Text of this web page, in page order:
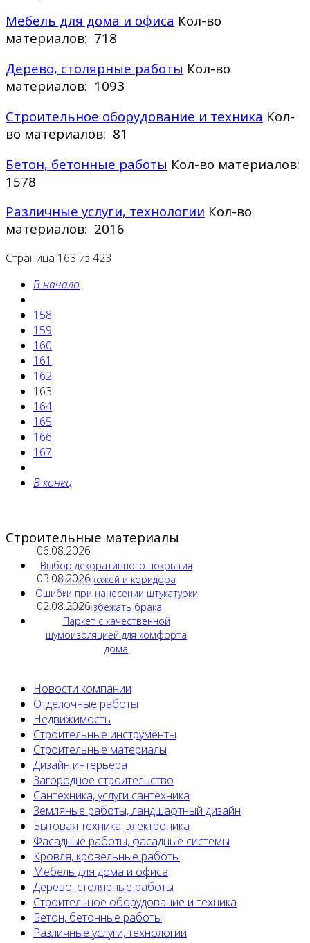
Мебель для дома и офиса Кол-во
материалов: 718
Дерево, столярные работы Кол-во
материалов: 1093
Строительное оборудование и техника Кол-
во материалов: 81
Бетон, бетонные работы Кол-во материалов:
1578
Различные услуги, технологии Кол-во
материалов: 2016
Страница 163 из 423
В начало
158
159
160
161
162
163
164
165
166
167
В конец
Строительные материалы
06.08.2026
Выбор декоративного покрытия
для прихожей и коридора
03.08.2026
Ошибки при нанесении штукатурки
как избежать брака
02.08.2026
Паркет с качественной
шумоизоляцией для комфорта
дома
Новости компании
Отделочные работы
Недвижимость
Строительные инструменты
Строительные материалы
Дизайн интерьера
Загородное строительство
Сантехника, услуги сантехника
Земляные работы, ландшафтный дизайн
Бытовая техника, электроника
Фасадные работы, фасадные системы
Кровля, кровельные работы
Мебель для дома и офиса
Дерево, столярные работы
Строительное оборудование и техника
Бетон, бетонные работы
Различные услуги, технологии